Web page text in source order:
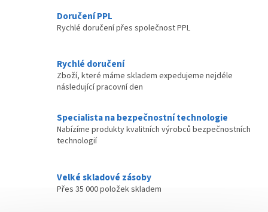
Doručení PPL
Rychlé doručení přes společnost PPL
Rychlé doručení
Zboží, které máme skladem expedujeme nejdéle
následující pracovní den
Specialista na bezpečnostní technologie
Nabízíme produkty kvalitních výrobců bezpečnostních
technologií
Velké skladové zásoby
Přes 35 000 položek skladem